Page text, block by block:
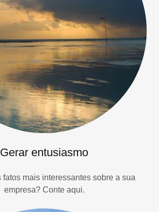
Gerar entusiasmo
fatos mais interessantes sobre a sua
empresa? Conte aqui.